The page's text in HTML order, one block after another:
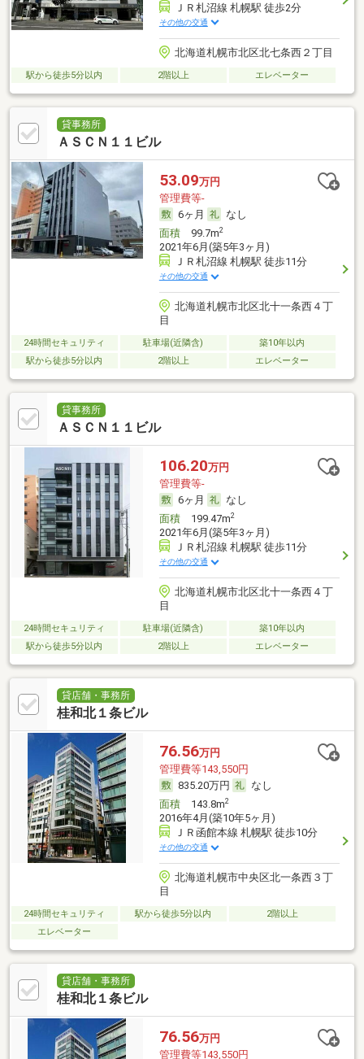
ＪＲ札沼線 札幌駅 徒歩2分
その他の交通
北海道札幌市北区北七条西２丁目
駅から徒歩5分以内 2階以上 エレベーター
貸事務所
ＡＳＣＮ１１ビル
53.09万円
管理費等-
6ヶ月
なし
面積99.7m2
2021年6月(築5年3ヶ月)
ＪＲ札沼線 札幌駅 徒歩11分
その他の交通
北海道札幌市北区北十一条西４丁
目
24時間セキュリティ 駐車場(近隣含)
築10年以内
駅から徒歩5分以内
2階以上 エレベーター
貸事務所
ＡＳＣＮ１１ビル
106.20万円
管理費等-
6ヶ月
なし
面積199.47m2
2021年6月(築5年3ヶ月)
ＪＲ札沼線 札幌駅 徒歩11分
その他の交通
北海道札幌市北区北十一条西４丁
目
24時間セキュリティ 駐車場(近隣含)
築10年以内
駅から徒歩5分以内
2階以上 エレベーター
貸店舗・事務所
桂和北１条ビル
76.56万円
管理費等143,550円
835.20万円
なし
面積143.8m2
2016年4月(築10年5ヶ月)
ＪＲ函館本線 札幌駅 徒歩10分
その他の交通
北海道札幌市中央区北一条西３丁
目
24時間セキュリティ 駅から徒歩5分以内
2階以上
エレベーター
貸店舗・事務所
桂和北１条ビル
76.56万円
管理費等143,550円